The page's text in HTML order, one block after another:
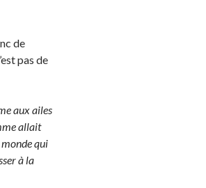
de
pas de
aux ailes
allait
qui
à la